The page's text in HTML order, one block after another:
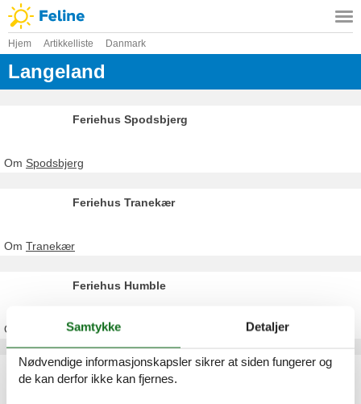
Hjem Artikkelliste Danmark
Langeland
Feriehus Spodsbjerg
Om Spodsbjerg
Feriehus Tranekær
Om Tranekær
Feriehus Humble
Om
Feriehus Stoense
Samtykke Detaljer
Nødvendige informasjonskapsler sikrer at siden fungerer og
de kan derfor ikke kan fjernes.